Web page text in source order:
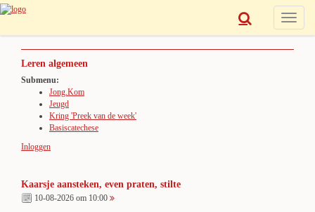
Toggle
Leren algemeen
Submenu:
Jong.Kom
Jeugd
Kring 'Preek van de week'
Basiscatechese
Inloggen
Kaarsje aansteken, even praten, stilte
10-08-2026 om 10:00